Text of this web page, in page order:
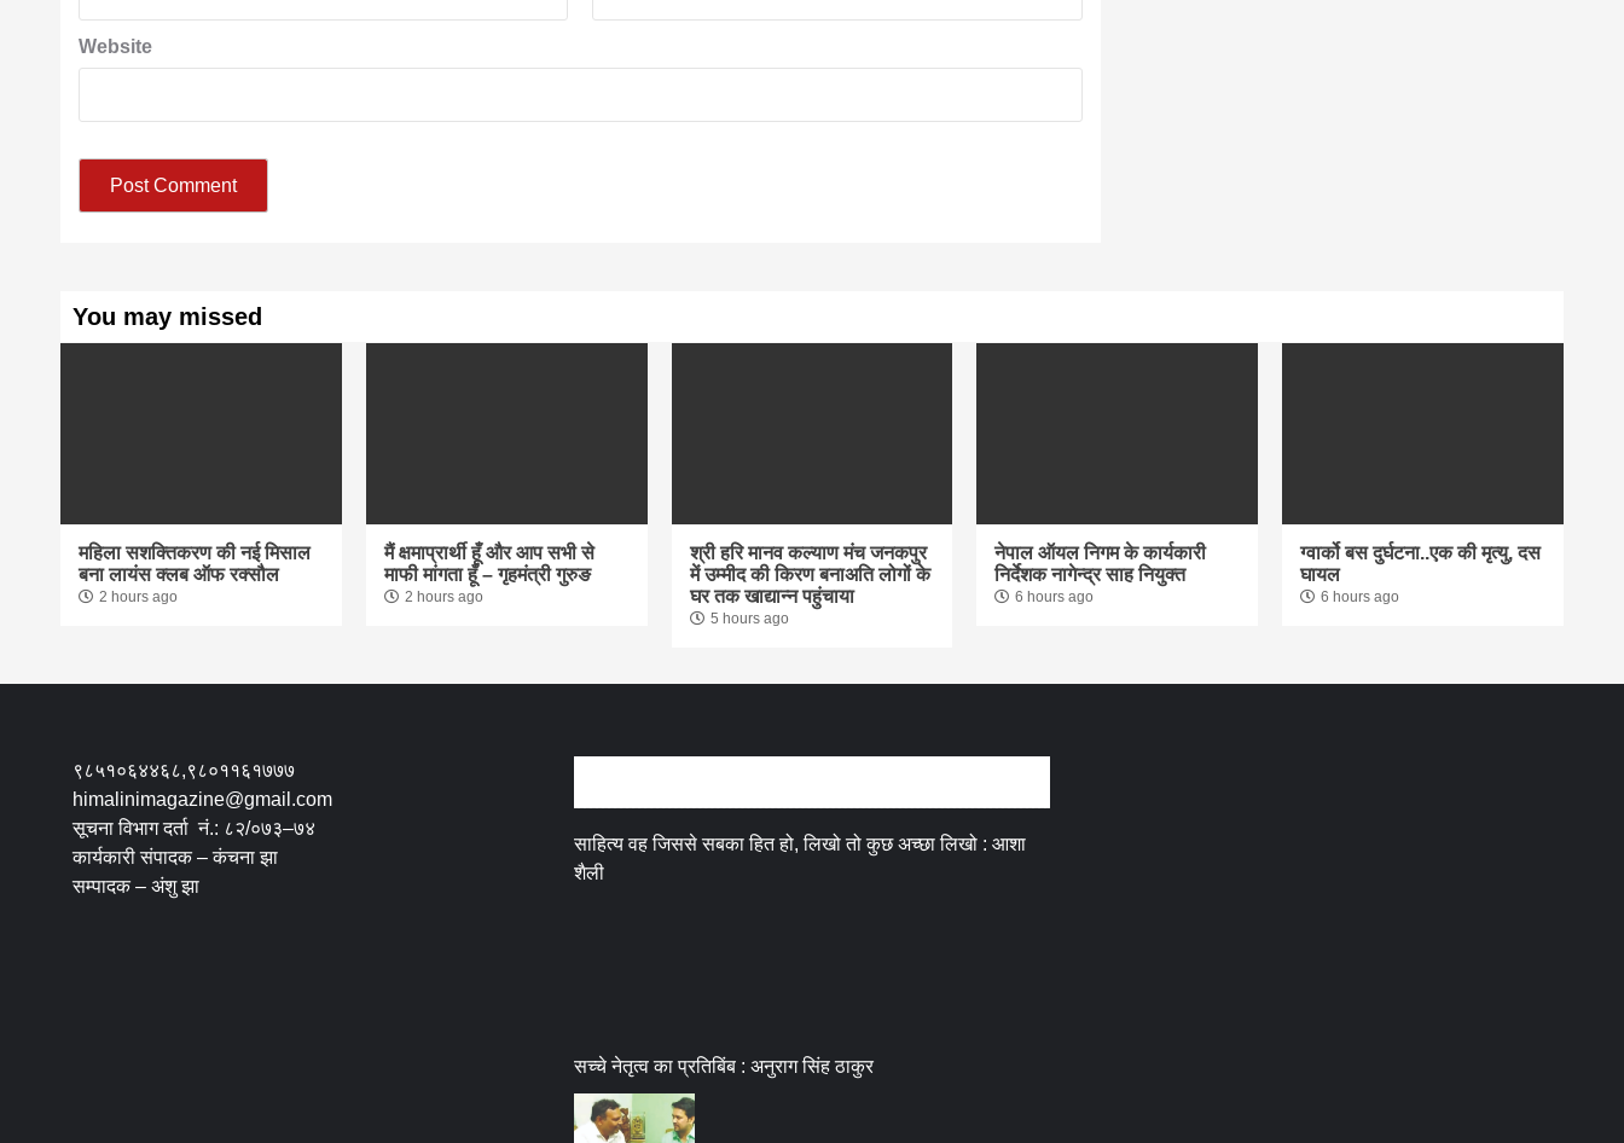
Website
You may missed
महिला सशक्तिकरण की नई मिसाल
बना लायंस क्लब ऑफ रक्सौल
2 hours ago
मैं क्षमाप्रार्थी हूँ और आप सभी से
माफी मांगता हूँ – गृहमंत्री गुरुङ
2 hours ago
श्री हरि मानव कल्याण मंच जनकपुर
में उम्मीद की किरण बनाअति लोगों के
घर तक खाद्यान्न पहुंचाया
5 hours ago
नेपाल ऑयल निगम के कार्यकारी
निर्देशक नागेन्द्र साह नियुक्त
6 hours ago
ग्वार्को बस दुर्घटना..एक की मृत्यु, दस
घायल
6 hours ago
९८५१०६४४६८,९८०११६१७७७
himalinimagazine@gmail.com
सूचना विभाग दर्ता नं.: ८२/०७३–७४
कार्यकारी संपादक – कंचना झा
सम्पादक – अंशु झा
साहित्य वह जिससे सबका हित हो, लिखो तो कुछ अच्छा लिखो : आशा
शैली
सच्चे नेतृत्व का प्रतिबिंब : अनुराग सिंह ठाकुर